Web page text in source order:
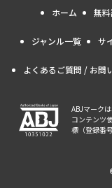
ホーム 無
ジャンル一覧 サ
よくあるご質問 / お問
ABJマーク
コンテンツ
標（登録番